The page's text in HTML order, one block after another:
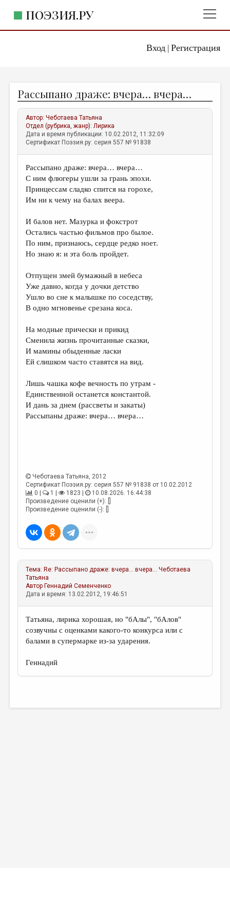
Вход| Регистрация
ПОЭЗИЯ.РУ
ЖАНРЫ
АВТОРЫ
КОММЕНТАРИИ
ЛИТСАЛОН
НОВОСТИ
ПРАВИЛА САЙТА
ИЗБРАННОЕ
ДАЙДЖЕСТ
ПЕРЕВОДЫ
КОНКУРСЫ
КНИЖНАЯ ПОЛКА
ОБЗОР ЛИТЕРАТУРЫ
ОБЪЯВЛЕНИЯ
КОЛОНКА РЕДАКТОРА
ЭССЕИСТИКА
ЛИТЕРАТУРОВЕДЕНИЕ
ПУБЛИЦИСТИКА
ЦИКЛЫ ПУБЛИКАЦИЙ
ТРЕДИАКОВСКИЙ
МЕДИА
ВКОНТАКТЕ
Рассыпано драже: вчера… вчера…
Автор:Чеботаева Татьяна
Отдел (рубрика, жанр):Лирика
Дата и время публикации: 10.02.2012, 11:32:09
Сертификат Поэзия.ру: серия 557 № 91838
Рассыпано драже: вчера… вчера…
С ним флюгеры ушли за грань эпохи.
Принцессам сладко спится на горохе,
Им ни к чему на балах веера.
И балов нет. Мазурка и фокстрот
Остались частью фильмов про былое.
По ним, признаюсь, сердце редко ноет.
Но знаю я: и эта боль пройдет.
Отпущен змей бумажный в небеса
Уже давно, когда у дочки детство
Ушло во сне к малышке по соседству,
В одно мгновенье срезана коса.
На модные прически и прикид
Сменила жизнь прочитанные сказки,
И мамины обыденные ласки
Ей слишком часто ставятся на вид.
Лишь чашка кофе вечность по утрам -
Единственной останется константой.
И дань за днем (рассветы и закаты)
Рассыпаны драже: вчера… вчера…
Чеботаева Татьяна, 2012
Сертификат Поэзия.ру: серия 557 № 91838 от 10.02.2012
0 |
1 | 1823 |
10.08.2026. 16:44:38
Произведение оценили (+): []
Произведение оценили (-): []
Тема: Re: Рассыпано драже: вчера… вчера… Чеботаева
Татьяна
Автор Геннадий Семенченко
Дата и время: 13.02.2012, 19:46:51
Татьяна, лирика хорошая, но "бАлы", "бАлов"
созвучны с оценками какого-то конкурса или с
балами в супермарке из-за ударения.
Геннадий